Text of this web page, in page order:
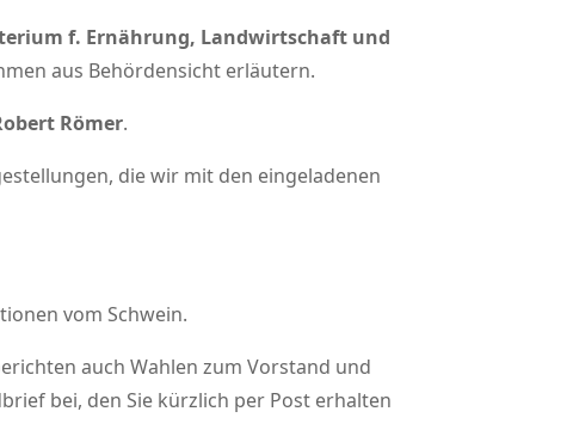
f. Ernährung, Landwirtschaft und
aus Behördensicht erläutern.
Römer.
die wir mit den eingeladenen
vom Schwein.
auch Wahlen zum Vorstand und
bei, den Sie kürzlich per Post erhalten